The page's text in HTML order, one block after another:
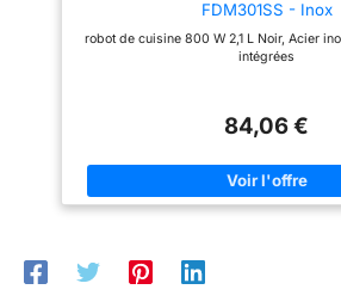
FDM301SS - Inox
robot de cuisine 800 W 2,1 L Noir, Acier
intégrées
84,06 €